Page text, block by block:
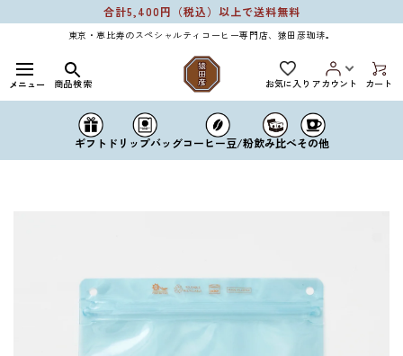
ンツに
合計5,400円（税込）以上で送料無料
東京・恵比寿のスペシャルティコーヒー専門店、猿田彦珈琲。
メニュー 商品検索 お気に入り アカウント カート
ギフト ドリップバッグコーヒー豆/粉飲み比べその他